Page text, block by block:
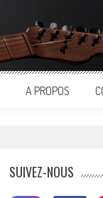
A PROPOS
SUIVEZ-NOUS